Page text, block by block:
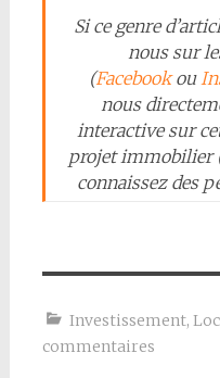
Si ce genre
nous sur
(Facebookou
nous
interactive sur
projet immobilier
connaissez des
Investissement,
commentaires